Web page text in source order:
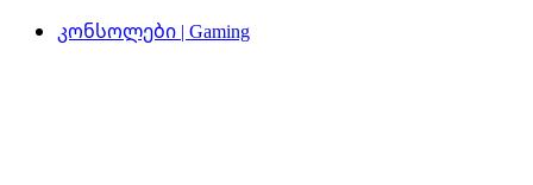
კონსოლები | Gaming